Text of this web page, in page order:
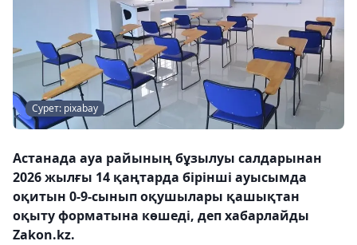
Сурет: pixabay
Астанада ауа райының бұзылуы салдарынан
2026 жылғы 14 қаңтарда бірінші ауысымда
оқитын 0-9-сынып оқушылары қашықтан
оқыту форматына көшеді, деп хабарлайды
Zakon.kz.